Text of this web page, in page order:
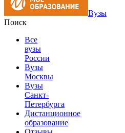
Вузы
Поиск
Все
вузы
России
Вузы
Москвы
Вузы
Санкт-
Петербурга
Дистанционное
образование